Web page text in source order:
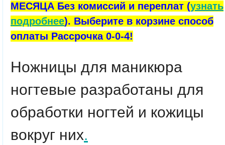
МЕСЯЦА Без комиссий и переплат (узнать
подробнее). Выберите в корзине способ
оплаты Рассрочка 0-0-4!
Ножницы для маникюра
ногтевые разработаны для
обработки ногтей и кожицы
вокруг них.